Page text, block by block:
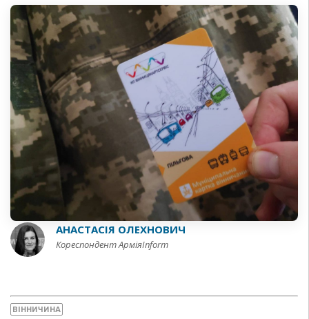
АНАСТАСІЯ ОЛЕХНОВИЧ
Кореспондент АрміяInform
ВІННИЧИНА